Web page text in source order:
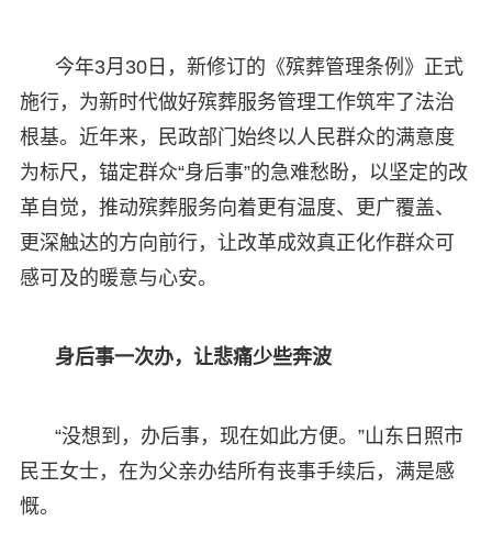
今年3月30日，新修订的《殡葬管理条例》正式
施行，为新时代做好殡葬服务管理工作筑牢了法治
根基。近年来，民政部门始终以人民群众的满意度
为标尺，锚定群众“身后事”的急难愁盼，以坚定的改
革自觉，推动殡葬服务向着更有温度、更广覆盖、
更深触达的方向前行，让改革成效真正化作群众可
感可及的暖意与心安。
身后事一次办，让悲痛少些奔波
“没想到，办后事，现在如此方便。”山东日照市
民王女士，在为父亲办结所有丧事手续后，满是感
慨。